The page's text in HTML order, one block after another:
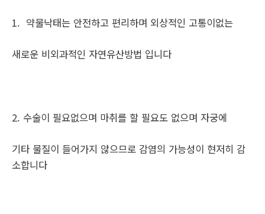
1. 약물낙태는 안전하고 편리하며 외상적인 고통이없는
새로운 비외과적인 자연유산방법 입니다
2. 수술이 필요없으며 마취를 할 필요도 없으며 자궁에
기타 물질이 들어가지 않으므로 감염의 가능성이 현저히 감
소합니다